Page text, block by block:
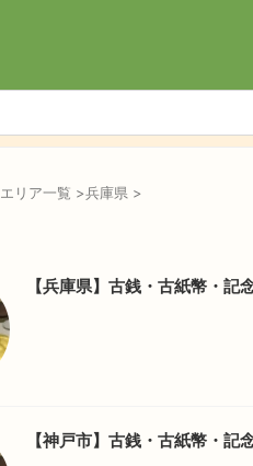
エリア一覧 >兵庫県 >
【兵庫県】古銭・古紙幣・
【神戸市】古銭・古紙幣・